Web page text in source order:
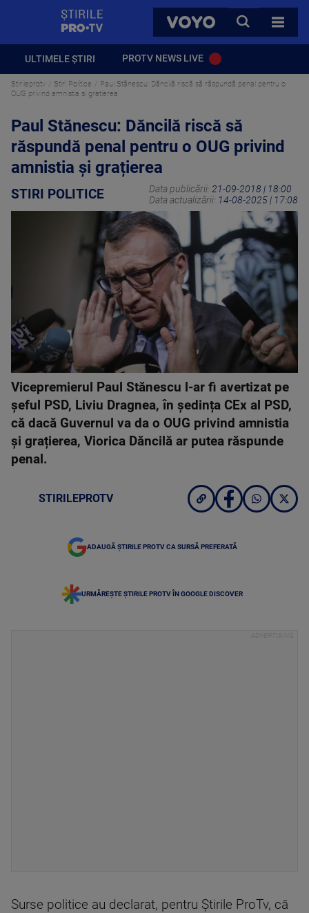
VOYO
CAUTA
TOATE
ULTIMELE ȘTIRI PROTV NEWS LIVE
Stirileprotv Stiri Politice
Paul Stănescu: Dăncilă riscă să răspundă penal pentru o
OUG privind amnistia și grațierea
Paul Stănescu: Dăncilă riscă să
răspundă penal pentru o OUG privind
amnistia și grațierea
STIRI POLITICE Data publicării: 21-09-2018 | 18:00
Data actualizării: 14-08-2025 | 17:08
Vicepremierul Paul Stănescu l-ar fi avertizat pe
șeful PSD, Liviu Dragnea, în ședința CEx al PSD,
că dacă Guvernul va da o OUG privind amnistia
și grațierea, Viorica Dăncilă ar putea răspunde
penal.
STIRILEPROTV
ADAUGĂ ȘTIRILE PROTV CA SURSĂ PREFERATĂ
URMĂREȘTE ȘTIRILE PROTV ÎN GOOGLE DISCOVER
Surse politice au declarat, pentru Știrile ProTv, că